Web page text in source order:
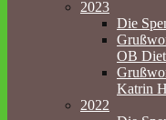
2023
Die
OB
Katrin
2022